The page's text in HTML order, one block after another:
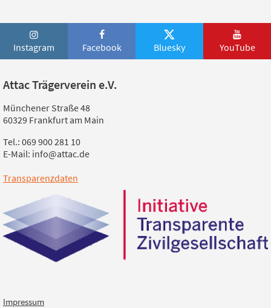
Instagram Facebook Bluesky YouTube
Attac Trägerverein e.V.
Münchener Straße 48
60329 Frankfurt am Main
Tel.: 069 900 281 10
E-Mail: info@attac.de
Transparenzdaten
Impressum